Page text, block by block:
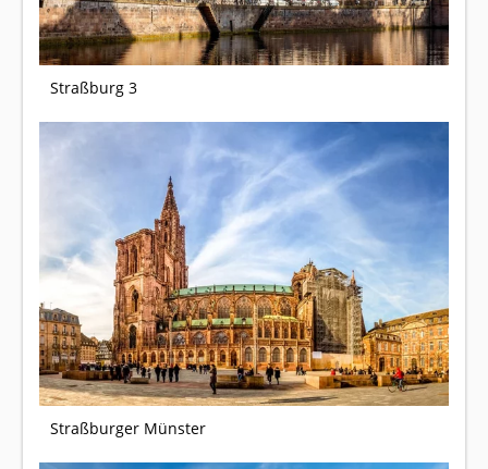
Straßburg 3
Straßburger Münster